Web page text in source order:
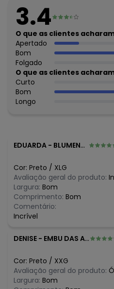
Comprimento: Capri
Material: Crepe Plano
Estação: Ano Inteiro
Situação de Uso: Trabalho
Composição Material: 100%
Histórico de preços
O preço apresentado abaixo
algum dia do mês, para o
agosto/2026
abril/2026
fevereiro/2026
3.4
O que as clientes
Apertado
Bom
Folgado
O que as clientes
Curto
Bom
Longo
EDUARDA - BLUMENAU - SC
Cor: Preto / XLG
Avaliação geral do produto:
Largura: Bom
Comprimento: Bom
Comentário:
Incrível
DENISE - EMBU DAS ARTES - SP
Cor: Preto / XXG
Avaliação geral do produto:
Largura: Bom